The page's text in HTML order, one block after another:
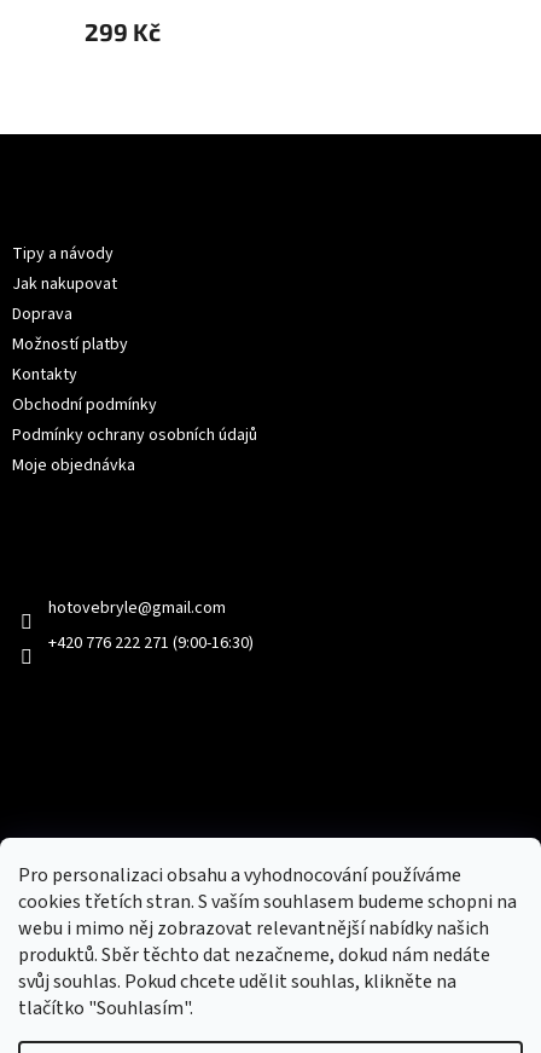
Pro personalizaci obsahu a vyhodnocování používáme
cookies třetích stran. S vaším souhlasem budeme schopni na
webu i mimo něj zobrazovat relevantnější nabídky našich
produktů. Sběr těchto dat nezačneme, dokud nám nedáte
svůj souhlas. Pokud chcete udělit souhlas, klikněte na
tlačítko "Souhlasím".
299 Kč
Tipy a návody
Jak nakupovat
Doprava
Možností platby
Kontakty
Obchodní podmínky
Podmínky ochrany osobních údajů
Moje objednávka
hotovebryle@gmail.com
+420 776 222 271 (9:00-16:30)
Nový obchod s batohy, cestovními zavazadly, tašky a peněženky